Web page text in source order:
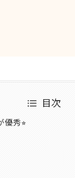
目次
優秀⭐︎